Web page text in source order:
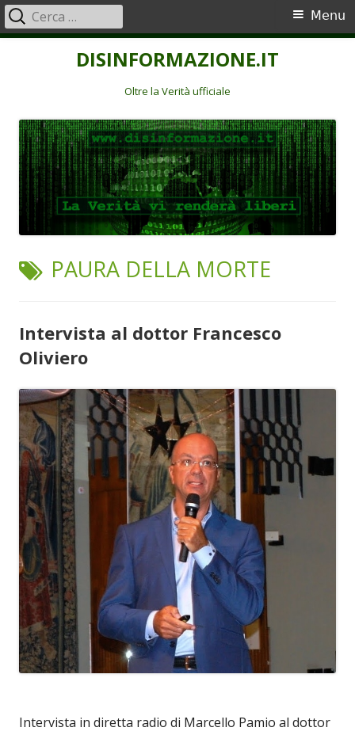
DISINFORMAZIONE.IT
Oltre la Verità ufficiale
Menu
principale
Menu
Ricerca
per:
TAG:
PAURA DELLA MORTE
Intervista al dottor Francesco
Oliviero
Intervista in diretta radio di Marcello Pamio al dottor